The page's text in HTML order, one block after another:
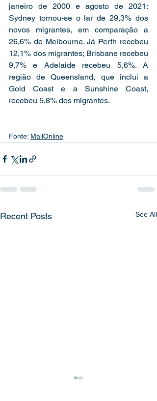
janeiro de 2000 e agosto de 2021:
Sydney tornou-se o lar de 29,3% dos
novos migrantes, em comparação a
26,6% de Melbourne. Já Perth recebeu
12,1% dos migrantes; Brisbane recebeu
9,7% e Adelaide recebeu 5,6%. A
região de Queensland, que inclui a
Gold Coast e a Sunshine Coast,
recebeu 5,8% dos migrantes.
Fonte: MailOnline
Recent Posts See All